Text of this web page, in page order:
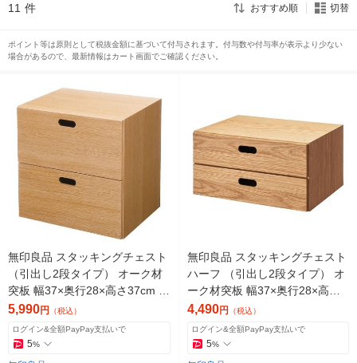
11 件 おすすめ順 切替
ポイント等は原則として税抜金額に基づいて付与されます。付与数や付与率が表示より少ない
場合があるので、最新情報はカート画面でご確認ください。
無印良品 スタッキングチェスト
（引出し2段タイプ） オーク材
突板 幅37×奥行28×高さ37cm 良
品計画
5,990円 （税込）
ログイン&全額PayPay支払いで
5%
無印良品 スタッキングチェスト
ハーフ （引出し2段タイプ） オ
ーク材突板 幅37×奥行28×高さ1
8.5cm 良品計画
4,490円 （税込）
ログイン&全額PayPay支払いで
5%